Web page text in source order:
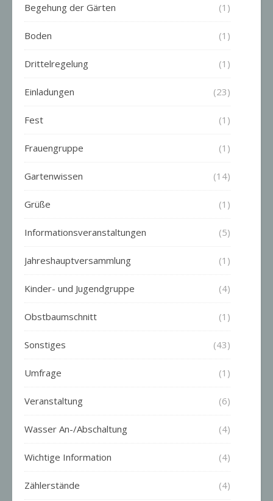
Begehung der Gärten (1)
Boden (1)
Drittelregelung (1)
Einladungen (23)
Fest (1)
Frauengruppe (1)
Gartenwissen (14)
Grüße (1)
Informationsveranstaltungen (5)
Jahreshauptversammlung (1)
Kinder- und Jugendgruppe (4)
Obstbaumschnitt (1)
Sonstiges (43)
Umfrage (1)
Veranstaltung (6)
Wasser An-/Abschaltung (4)
Wichtige Information (4)
Zählerstände (4)